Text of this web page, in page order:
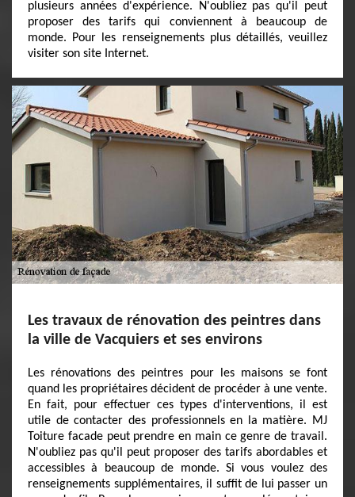
plusieurs années d'expérience. N'oubliez pas qu'il peut
proposer des tarifs qui conviennent à beaucoup de
monde. Pour les renseignements plus détaillés, veuillez
visiter son site Internet.
Les travaux de rénovation des peintres dans
la ville de Vacquiers et ses environs
Les rénovations des peintres pour les maisons se font
quand les propriétaires décident de procéder à une vente.
En fait, pour effectuer ces types d'interventions, il est
utile de contacter des professionnels en la matière. MJ
Toiture facade peut prendre en main ce genre de travail.
N'oubliez pas qu'il peut proposer des tarifs abordables et
accessibles à beaucoup de monde. Si vous voulez des
renseignements supplémentaires, il suffit de lui passer un